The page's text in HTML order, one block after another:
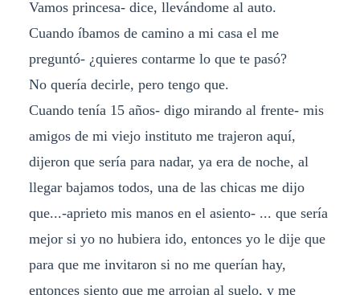
Vamos princesa- dice, llevándome al auto.
Cuando íbamos de camino a mi casa el me
preguntó- ¿quieres contarme lo que te pasó?
No quería decirle, pero tengo que.
Cuando tenía 15 años- digo mirando al frente- mis
amigos de mi viejo instituto me trajeron aquí,
dijeron que sería para nadar, ya era de noche, al
llegar bajamos todos, una de las chicas me dijo
que...-aprieto mis manos en el asiento- ... que sería
mejor si yo no hubiera ido, entonces yo le dije que
para que me invitaron si no me querían hay,
entonces siento que me arrojan al suelo, y me